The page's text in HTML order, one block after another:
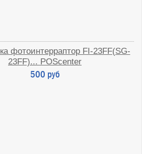
фотоинтерраптор FI-23FF(SG-
23FF)... POScenter
500 руб